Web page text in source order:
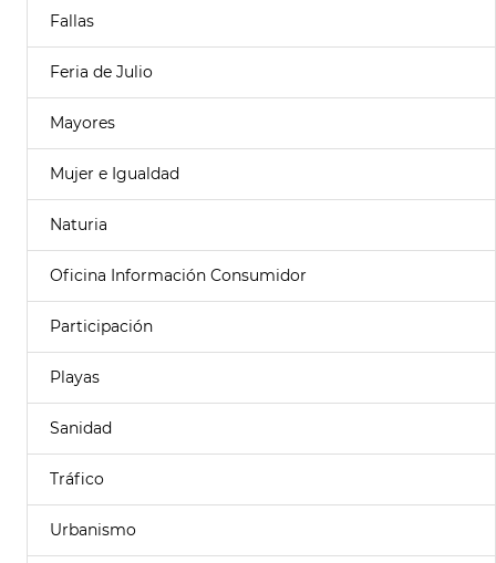
Fallas
Feria de Julio
Mayores
Mujer e Igualdad
Naturia
Oficina Información Consumidor
Participación
Playas
Sanidad
Tráfico
Urbanismo